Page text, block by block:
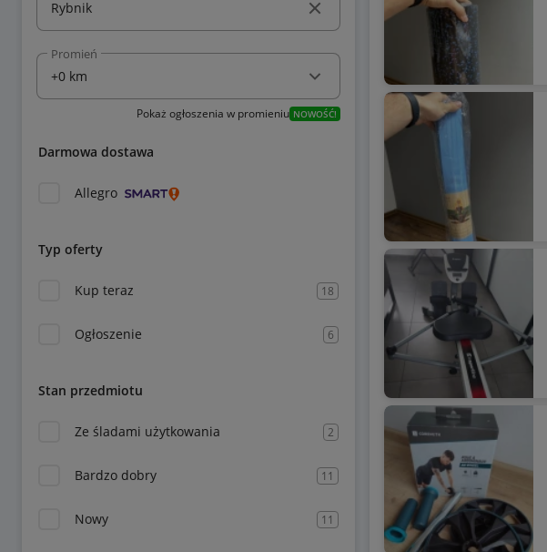
Promień
Pokaż ogłoszenia w promieniu NOWOŚĆ!
Darmowa dostawa
Allegro
Typ oferty
Kup teraz 18
Ogłoszenie 6
Stan przedmiotu
Ze śladami użytkowania 2
Bardzo dobry 11
Nowy 11